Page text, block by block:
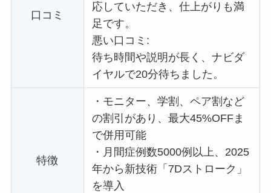
口コミ
応していただき、仕上がりも満
足です。
悪い口コミ:
待ち時間や説明が長く、ナビダ
イヤルで20分待ちました。
特徴
・ モニター、学割、ペア割など
の割引があり、最大45%OFFま
で併用可能
・ 月間症例数5000例以上、2025
年から新技術「7Dストローク」
を導入